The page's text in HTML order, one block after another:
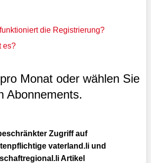
die Registrierung?
es?
Monat oder wählen Sie
Abonnements.
Zugriff auf
vaterland.li und
Artikel